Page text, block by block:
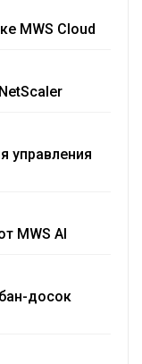
MWS Cloud
управления
MWS AI
досок